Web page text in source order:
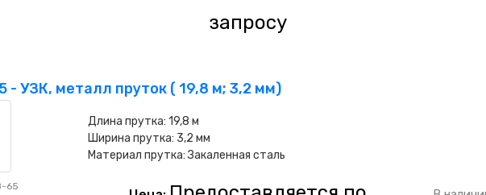
запросу
- УЗК, металл пруток ( 19,8 м; 3,2 мм)
65
Длина прутка: 19,8 м
Ширина прутка: 3,2 мм
Материал прутка:Закаленная сталь